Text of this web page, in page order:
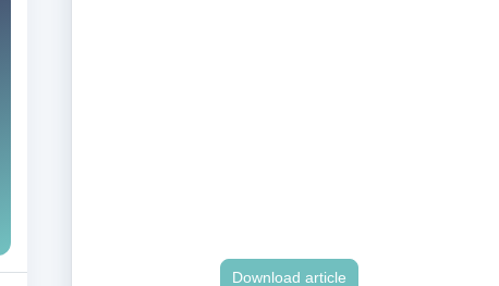
Download article